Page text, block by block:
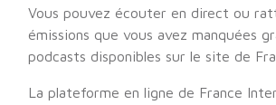
Vous pouvez écouter en direct ou
émissions que vous avez manquées
podcasts disponibles sur le site de
La plateforme en ligne de France